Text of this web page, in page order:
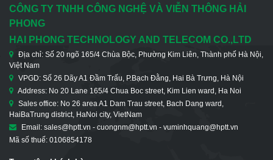
CÔNG TY TNHH CÔNG NGHỆ VÀ VIỄN THÔNG HẢI
PHONG
HAI PHONG TECHNOLOGY AND TELECOM CO.,LTD
Địa chỉ: Số 20 ngõ 165/4 Chùa Bộc, Phường Kim Liên, Thành phố Hà Nội,
Việt Nam
VPGD: Số 26 Dãy A1 Đầm Trấu, P.Bạch Đằng, Hai Bà Trưng, Hà Nội
Address: No 20 Lane 165/4 Chua Boc street, Kim Lien ward, Ha Noi
Sales office: No 26 area A1 Dam Trau street, Bach Dang ward,
HaiBaTrung district, HaNoi city, VietNam
Email: sales@hptt.vn - cuongnm@hptt.vn - vuminhquang@hptt.vn
Mã số thuế: 0106854178